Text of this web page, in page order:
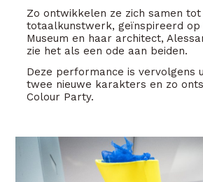
Zo ontwikkelen ze zich samen
totaalkunstwerk, geïnspireerd op
Museum en haar architect,
zie het als een ode aan beiden.
Deze performance is vervolgens
twee nieuwe karakters en zo
Colour Party.
Opening Mondo Mendini in het
Veenstrta